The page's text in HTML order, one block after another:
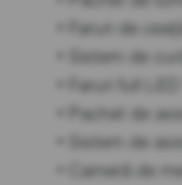
• Faruri de
• Sistem de
• Faruri full
• Pachet de
• Sistem de
• Cameră de